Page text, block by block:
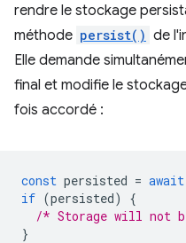
rendre le stockage
méthode persist() de
Elle demande
final et modifie le
fois accordé :
const persisted = await
if (persisted)
{
/* Storage will not
}